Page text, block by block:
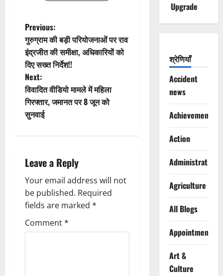
P
o
s
t
n
v
i
g
a
t
Previous:
गुरुग्राम की बड़ी परियोजनाओं पर राव
इंद्रजीत की समीक्षा, अधिकारियों को
दिए सख्त निर्देश!!
Next:
विवादित वीडियो मामले में महिला
गिरफ्तार, जमानत पर 8 जून को
सुनवाई
Leave a Reply
Your email address will not
be published. Required
fields are marked *
Comment*
Upgrade
श्रेणियाँ
Accident
news
Achievements
Action
Administration
Agriculture
All Blogs
Appointments
Art &
Culture